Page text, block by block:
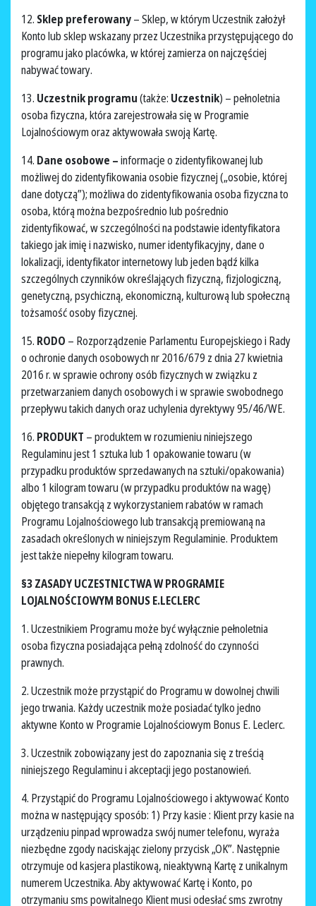
12. Sklep preferowany– Sklep, w którym Uczestnik założył
Konto lub sklep wskazany przez Uczestnika przystępującego do
programu jako placówka, w której zamierza on najczęściej
nabywać towary.
13. Uczestnik programu(także: Uczestnik) – pełnoletnia
osoba fizyczna, która zarejestrowała się w Programie
Lojalnościowym oraz aktywowała swoją Kartę.
14. Dane osobowe –informacje o zidentyfikowanej lub
możliwej do zidentyfikowania osobie fizycznej („osobie, której
dane dotyczą”); możliwa do zidentyfikowania osoba fizyczna to
osoba, którą można bezpośrednio lub pośrednio
zidentyfikować, w szczególności na podstawie identyfikatora
takiego jak imię i nazwisko, numer identyfikacyjny, dane o
lokalizacji, identyfikator internetowy lub jeden bądź kilka
szczególnych czynników określających fizyczną, fizjologiczną,
genetyczną, psychiczną, ekonomiczną, kulturową lub społeczną
tożsamość osoby fizycznej.
15. RODO – Rozporządzenie Parlamentu Europejskiego i Rady
o ochronie danych osobowych nr 2016/679 z dnia 27 kwietnia
2016 r. w sprawie ochrony osób fizycznych w związku z
przetwarzaniem danych osobowych i w sprawie swobodnego
przepływu takich danych oraz uchylenia dyrektywy 95/46/WE.
16. PRODUKT – produktem w rozumieniu niniejszego
Regulaminu jest 1 sztuka lub 1 opakowanie towaru (w
przypadku produktów sprzedawanych na sztuki/opakowania)
albo 1 kilogram towaru (w przypadku produktów na wagę)
objętego transakcją z wykorzystaniem rabatów w ramach
Programu Lojalnościowego lub transakcją premiowaną na
zasadach określonych w niniejszym Regulaminie. Produktem
jest także niepełny kilogram towaru.
§3 ZASADY UCZESTNICTWA W PROGRAMIE
LOJALNOŚCIOWYM BONUS E.LECLERC
1. Uczestnikiem Programu może być wyłącznie pełnoletnia
osoba fizyczna posiadająca pełną zdolność do czynności
prawnych.
2. Uczestnik może przystąpić do Programu w dowolnej chwili
jego trwania. Każdy uczestnik może posiadać tylko jedno
aktywne Konto w Programie Lojalnościowym Bonus E. Leclerc.
3. Uczestnik zobowiązany jest do zapoznania się z treścią
niniejszego Regulaminu i akceptacji jego postanowień.
4. Przystąpić do Programu Lojalnościowego i aktywować Konto
można w następujący sposób: 1) Przy kasie : Klient przy kasie na
urządzeniu pinpad wprowadza swój numer telefonu, wyraża
niezbędne zgody naciskając zielony przycisk „OK”. Następnie
otrzymuje od kasjera plastikową, nieaktywną Kartę z unikalnym
numerem Uczestnika. Aby aktywować Kartę i Konto, po
otrzymaniu sms powitalnego Klient musi odesłać sms zwrotny